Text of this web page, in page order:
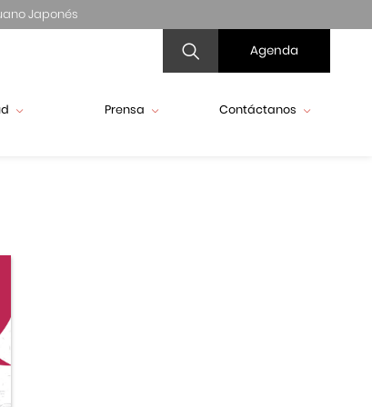
Japonés
Agenda
Prensa Contáctanos